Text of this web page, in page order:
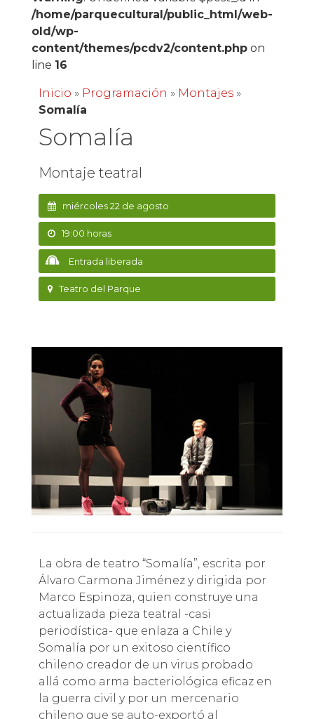
/home/parquecultural/public_html/web-
old/wp-
content/themes/pcdv2/content.phpon
line 16
Inicio » Programación » Montajes»
Somalía
Somalía
Montaje teatral
miércoles 22 de agosto
19:00 horas
Entrada liberada
Teatro del Parque
La obra de teatro “Somalía”, escrita por
Álvaro Carmona Jiménez y dirigida por
Marco Espinoza, quien construye una
actualizada pieza teatral -casi
periodística- que enlaza a Chile y
Somalía por un exitoso científico
chileno creador de un virus probado
allá como arma bacteriológica eficaz en
la guerra civil y por un mercenario
chileno que se auto-exportó al